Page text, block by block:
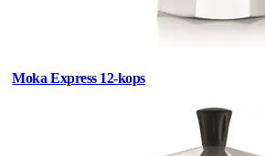
Moka Express 12-kops